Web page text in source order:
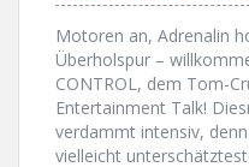
Motoren an, Adrenalin
Überholspur –
CONTROL, dem Tom-
Entertainment Talk!
verdammt intensiv,
vielleicht